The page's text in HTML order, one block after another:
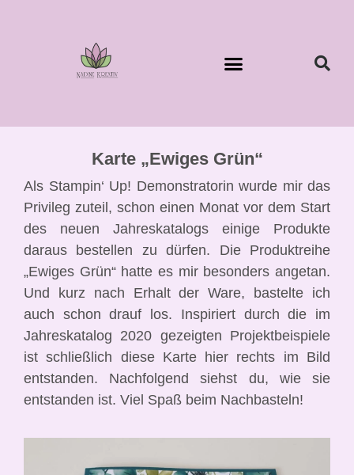
Karte „Ewiges Grün“
Als Stampin‘ Up! Demonstratorin wurde mir das
Privileg zuteil, schon einen Monat vor dem Start
des neuen Jahreskatalogs einige Produkte
daraus bestellen zu dürfen. Die Produktreihe
„Ewiges Grün“ hatte es mir besonders angetan.
Und kurz nach Erhalt der Ware, bastelte ich
auch schon drauf los. Inspiriert durch die im
Jahreskatalog 2020 gezeigten Projektbeispiele
ist schließlich diese Karte hier rechts im Bild
entstanden. Nachfolgend siehst du, wie sie
entstanden ist. Viel Spaß beim Nachbasteln!